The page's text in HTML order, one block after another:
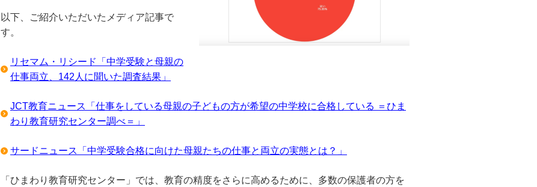
以下、ご紹介いただいたメディア記事で
す。
リセマム・リシード「中学受験と母親の
仕事両立、142人に聞いた調査結果」
JCT教育ニュース「仕事をしている母親の子どもの方が希望の中学校に合格している ＝ひま
わり教育研究センター調べ＝」
サードニュース「中学受験合格に向けた母親たちの仕事と両立の実態とは？」
「ひまわり教育研究センター」では、教育の精度をさらに高めるために、多数の保護者の方を